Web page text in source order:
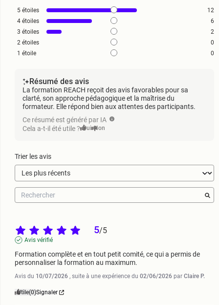
5 étoiles
12
4 étoiles
6
3 étoiles
2
2 étoiles
0
1 étoile 0
Résumé des avis
La formation REACH reçoit des avis favorables pour sa
clarté, son approche pédagogique et la maîtrise du
formateur. Elle répond bien aux attentes des participants.
Ce résumé est généré par IA
Cela a-t-il été utile ? Oui Non
Trier les avis
5/5
Avis vérifié
Formation complète et en tout petit comité, ce qui a permis de
personnaliser la formation au maximum.
Avis du 10/07/2026 , suite à une expérience du 02/06/2026 par Claire P.
Utile(0)Signaler